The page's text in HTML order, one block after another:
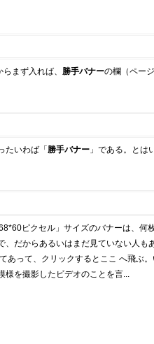
まず入れば、 勝手バナーの欄（ペー
たいわば「 勝手バナー 」である。とは
ピクセル」サイズのバナーは、何
、だからあるいはまだ見ていない人
って、クリックするとここ へ飛ぶ。
様を撮影したビデオのことを言...